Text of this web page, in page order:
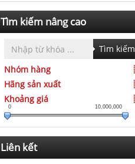
Tìm kiếm nâng cao
Tìm kiếm
Nhóm hàng
Hãng sản xuất
Khoảng giá
0 10,000,000
Liên kết